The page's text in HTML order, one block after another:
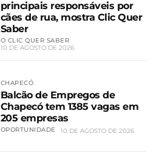
principais responsáveis por
cães de rua, mostra Clic Quer
Saber
O CLIC QUER SABER
10 DE AGOSTO DE 2026
CHAPECÓ
Balcão de Empregos de
Chapecó tem 1385 vagas em
205 empresas
OPORTUNIDADE 10 DE AGOSTO DE 2026